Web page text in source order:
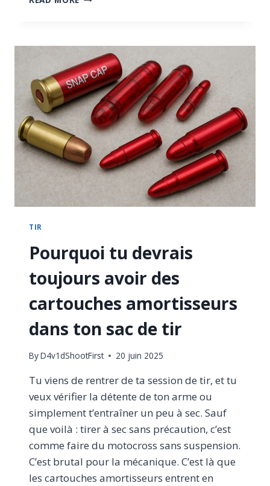
LE
GUIDE
COMPLET
POUR
PROTÉGER
VOS
ARMES
TIR
Pourquoi tu devrais
toujours avoir des
cartouches amortisseurs
dans ton sac de tir
ByD4v1dShootFirst 20 juin 2025
Tu viens de rentrer de ta session de tir, et tu
veux vérifier la détente de ton arme ou
simplement t’entraîner un peu à sec. Sauf
que voilà : tirer à sec sans précaution, c’est
comme faire du motocross sans suspension.
C’est brutal pour la mécanique. C’est là que
les cartouches amortisseurs entrent en